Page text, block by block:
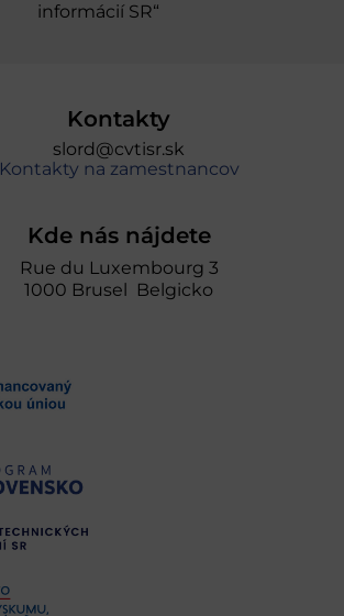
informácií SR“
Kontakty
slord@cvtisr.sk
Kontakty na zamestnancov
Kde nás nájdete
Rue du Luxembourg 3
1000 Brusel Belgicko